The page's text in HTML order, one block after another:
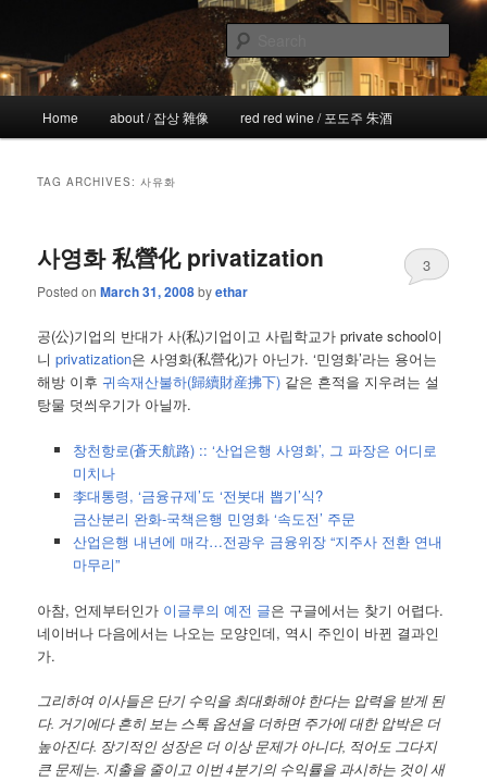
primary
content
secondary
content!wicked
the more I see the less I know
Home about / 잡상 雜像 red red wine / 포도주 朱酒
TAG ARCHIVES:사유화
사영화 私營化 privatization
Posted onMarch 31, 2008byethar
3
공(公)기업의 반대가 사(私)기업이고 사립학교가 private school이
니privatization은 사영화(私營化)가 아닌가. ‘민영화’라는 용어는
해방 이후귀속재산불하(歸續財産拂下) 같은 흔적을 지우려는 설
탕물 덧씌우기가 아닐까.
창천항로(蒼天航路) :: ‘산업은행 사영화’, 그 파장은 어디로
미치나
李대통령, ‘금융규제’도 ‘전봇대 뽑기’식?
금산분리 완화-국책은행 민영화 ‘속도전’ 주문
산업은행 내년에 매각…전광우 금융위장 “지주사 전환 연내
마무리”
아참, 언제부터인가 이글루의 예전 글은 구글에서는 찾기 어렵다.
네이버나 다음에서는 나오는 모양인데, 역시 주인이 바뀐 결과인
가.
그리하여 이사들은 단기 수익을 최대화해야 한다는 압력을 받게 된
다. 거기에다 흔히 보는 스톡 옵션을 더하면 주가에 대한 압박은 더
높아진다. 장기적인 성장은 더 이상 문제가 아니다, 적어도 그다지
큰 문제는. 지출을 줄이고 이번 4분기의 수익률을 과시하는 것이 새